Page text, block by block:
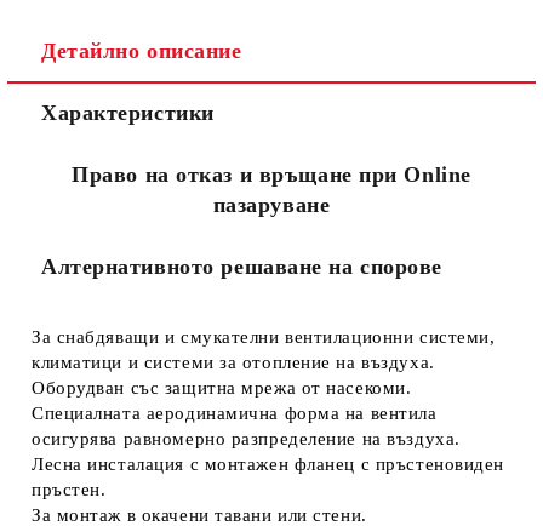
Съгласен съм сПолитиката за лични данни
Ние ще се свържем с вас в рамките на работния ден.
Детайлно описание
Характеристики
Право на отказ и връщане при Online
пазаруване
Алтернативното решаване на спорове
За снабдяващи и смукателни вентилационни системи,
климатици и системи за отопление на въздуха.
Оборудван със защитна мрежа от насекоми.
Специалната аеродинамична форма на вентила
осигурява равномерно разпределение на въздуха.
Лесна инсталация с монтажен фланец с пръстеновиден
пръстен.
За монтаж в окачени тавани или стени.